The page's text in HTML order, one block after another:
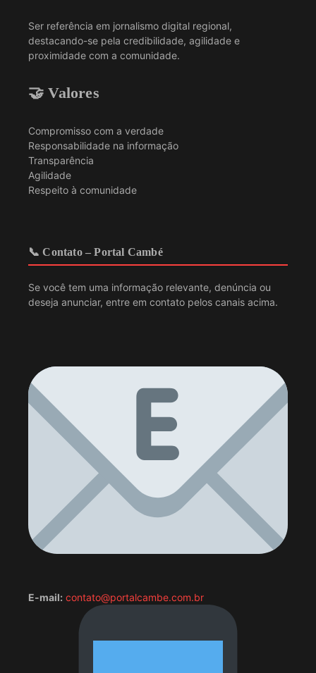
Ser referência em jornalismo digital regional,
destacando-se pela credibilidade, agilidade e
proximidade com a comunidade.
🤝 Valores
Compromisso com a verdade
Responsabilidade na informação
Transparência
Agilidade
Respeito à comunidade
📞 Contato – Portal Cambé
Se você tem uma informação relevante, denúncia ou
deseja anunciar, entre em contato pelos canais acima.
E-mail: contato@portalcambe.com.br